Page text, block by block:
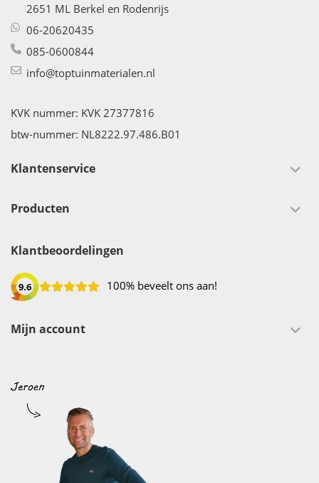
2651 ML Berkel en Rodenrijs
06-20620435
085-0600844
info@toptuinmaterialen.nl
KVK nummer: KVK 27377816
btw-nummer: NL8222.97.486.B01
Klantenservice
Producten
Klantbeoordelingen
9.6 100% beveelt ons aan!
Mijn account